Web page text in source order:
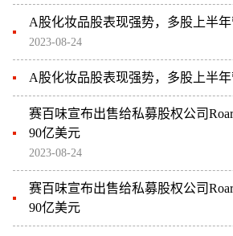
A股化妆品股表现强势，多股上半
2023-08-24
A股化妆品股表现强势，多股上半
赛百味宣布出售给私募股权公司
90亿美元
2023-08-24
赛百味宣布出售给私募股权公司
90亿美元